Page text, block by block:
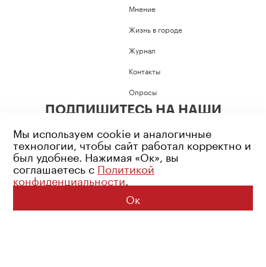
Мнение
Жизнь в городе
Журнал
Контакты
Опросы
ПОДПИШИТЕСЬ НА НАШИ
Возрастное ограничение: 16+
Политика конфиденциальности
© 2026 Все права защищены
Мы используем cookie и аналогичные
технологии, чтобы сайт работал корректно и
был удобнее. Нажимая «Ок», вы
соглашаетесь с Политикой
конфиденциальности.
Ок